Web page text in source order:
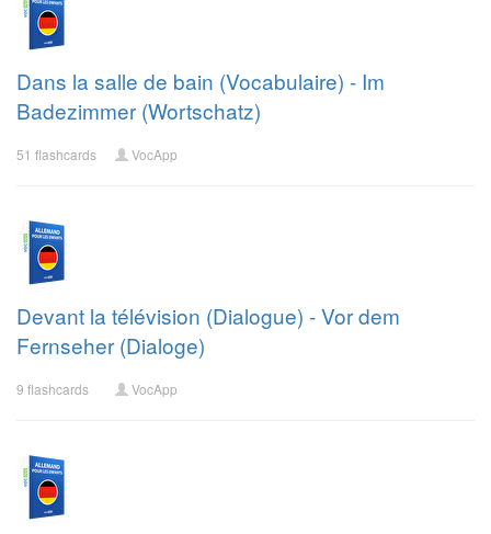
Dans la salle de bain (Vocabulaire) - Im
Badezimmer (Wortschatz)
51 flashcards VocApp
Devant la télévision (Dialogue) - Vor dem
Fernseher (Dialoge)
9 flashcards VocApp